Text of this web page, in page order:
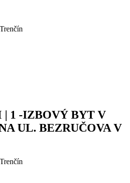
| 1 -IZBOVÝ BYT V
UL. BEZRUČOVA V